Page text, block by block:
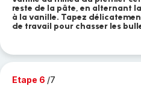
reste de la pâte, en alternant
à la vanille. Tapez
de travail pour chasser les
Etape 6 /7